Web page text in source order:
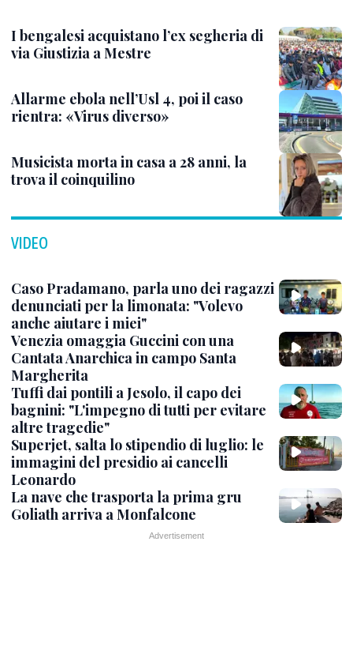
I bengalesi acquistano l’ex segheria di
via Giustizia a Mestre
Allarme ebola nell’Usl 4, poi il caso
rientra: «Virus diverso»
Musicista morta in casa a 28 anni, la
trova il coinquilino
VIDEO
Caso Pradamano, parla uno dei ragazzi
denunciati per la limonata: "Volevo
anche aiutare i miei"
Venezia omaggia Guccini con una
Cantata Anarchica in campo Santa
Margherita
Tuffi dai pontili a Jesolo, il capo dei
bagnini: "L'impegno di tutti per evitare
altre tragedie"
Superjet, salta lo stipendio di luglio: le
immagini del presidio ai cancelli
Leonardo
La nave che trasporta la prima gru
Goliath arriva a Monfalcone